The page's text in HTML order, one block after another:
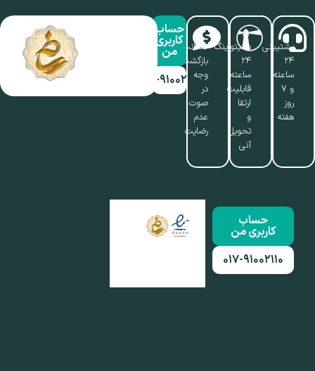
پشتیبانی
۲۴
ساعته
و ۷
روز
هفته
مانیتورینگ
۲۴
ساعته،
قابلیت
ارتقا
تحویل
آنی
ضمانت
بازگشت
وجه
در
صوت
عدم
رضایت
حساب
کاربری
من
۰۱۷-۹۱۰۰۲۱۱۰
حساب
کاربری من
۰۱۷-۹۱۰۰۲۱۱۰